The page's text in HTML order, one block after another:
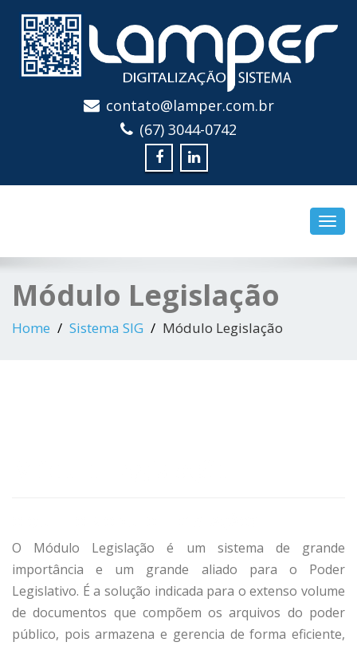
Digitalização e Sistemacontato@lamper.com.br
(67) 3044-0742
Módulo Legislação
Home Sistema SIG Módulo Legislação
O Módulo Legislação é um sistema de grande
importância e um grande aliado para o Poder
Legislativo. É a solução indicada para o extenso volume
de documentos que compõem os arquivos do poder
público, pois armazena e gerencia de forma eficiente,